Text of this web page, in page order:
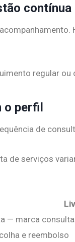
contínua
regular
o perfil
de
de serviços
— marca
e reembolso